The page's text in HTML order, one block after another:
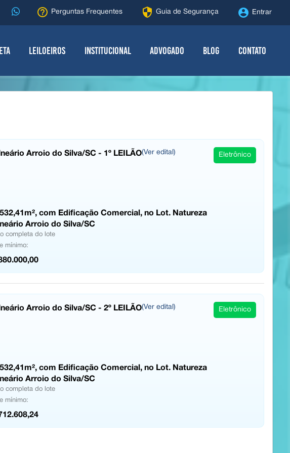
help_outline Perguntas Frequentes security Guia de Segurança account_circle Entrar
Leiloeiros Institucional Advogado Blog Contato
Arroio do Silva/SC - 1º LEILÃO(Ver edital)
com Edificação Comercial, no Lot. Natureza
Arroio do Silva/SC
completa do lote
mínimo:
Eletrônico
Arroio do Silva/SC - 2º LEILÃO(Ver edital)
com Edificação Comercial, no Lot. Natureza
Arroio do Silva/SC
completa do lote
mínimo:
Eletrônico